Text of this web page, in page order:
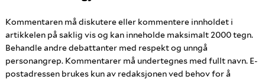
Kommentaren må diskutere eller kommentere innholdet i
artikkelen på saklig vis og kan inneholde maksimalt 2000 tegn.
Behandle andre debattanter med respekt og unngå
personangrep. Kommentarer må undertegnes med fullt navn. E-
postadressen brukes kun av redaksjonen ved behov for å